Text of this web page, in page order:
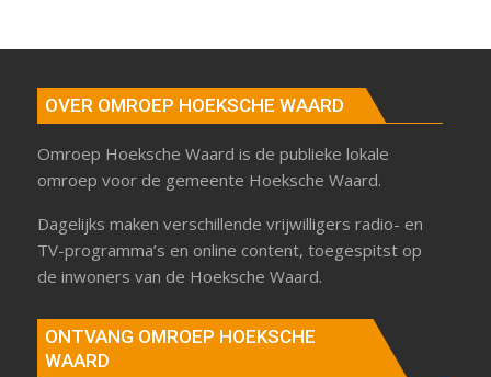
OVER OMROEP HOEKSCHE WAARD
Omroep Hoeksche Waard is de publieke lokale
omroep voor de gemeente Hoeksche Waard.
Dagelijks maken verschillende vrijwilligers radio- en
TV-programma’s en online content, toegespitst op
de inwoners van de Hoeksche Waard.
ONTVANG OMROEP HOEKSCHE
WAARD